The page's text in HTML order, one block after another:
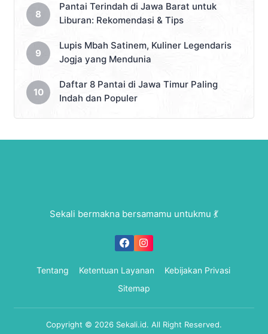
Pantai Terindah di Jawa Barat untuk
Liburan: Rekomendasi & Tips
Lupis Mbah Satinem, Kuliner Legendaris
Jogja yang Mendunia
Daftar 8 Pantai di Jawa Timur Paling
Indah dan Populer
Sekali bermakna bersamamu untukmu 💃
Tentang Ketentuan Layanan
Kebijakan Privasi
Sitemap
Copyright © 2026 Sekali.id. All Right Reserved.